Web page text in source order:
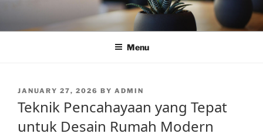
content
Menu
POSTED
JANUARY 27, 2026 BY ADMIN
Teknik Pencahayaan yang Tepat
untuk Desain Rumah Modern